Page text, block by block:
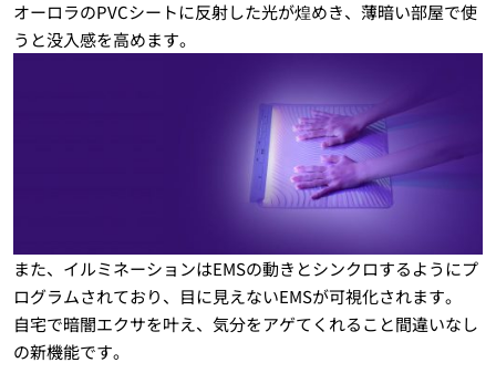
オーロラのPVCシートに反射した光が煌めき、薄暗い部屋で使
うと没入感を高めます。
また、イルミネーションはEMSの動きとシンクロするようにプ
ログラムされており、目に見えないEMSが可視化されます。
自宅で暗闇エクサを叶え、気分をアゲてくれること間違いなし
の新機能です。